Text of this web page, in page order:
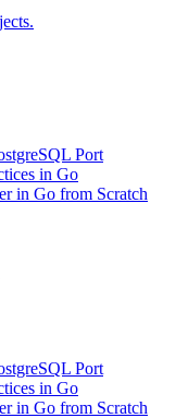
Port
in Go
in Go from Scratch
Port
in Go
in Go from Scratch